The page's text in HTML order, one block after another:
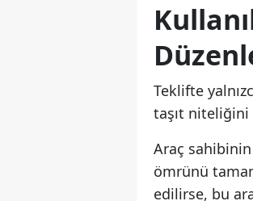
Teklifte
taşıt
Araç sahibinin
ömrünü
edilirse, bu